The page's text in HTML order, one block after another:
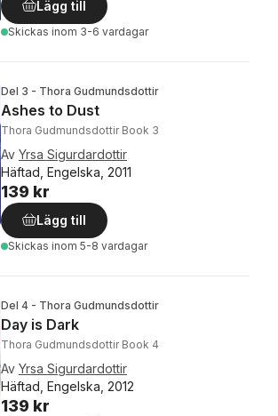
Lägg till
Skickas inom 3-6 vardagar
Del 3 - Thora Gudmundsdottir
Ashes to Dust
Thora Gudmundsdottir Book 3
Av Yrsa Sigurdardottir
Häftad, Engelska, 2011
139 kr
Lägg till
Skickas inom 5-8 vardagar
Del 4 - Thora Gudmundsdottir
Day is Dark
Thora Gudmundsdottir Book 4
Av Yrsa Sigurdardottir
Häftad, Engelska, 2012
139 kr